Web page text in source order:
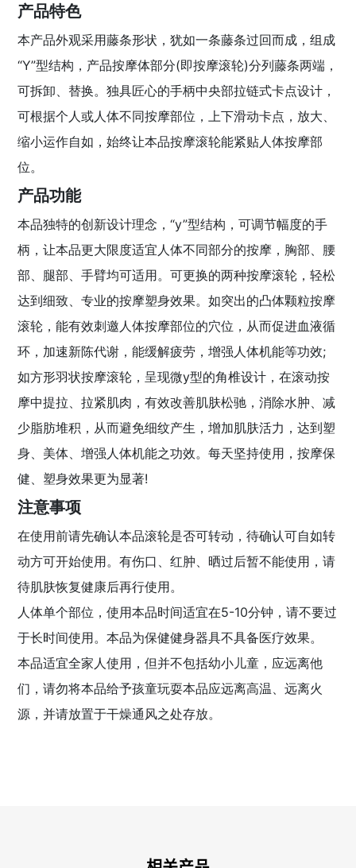
产品特色
本产品外观采用藤条形状，犹如一条藤条过回而成，组成
“Y”型结构，产品按摩体部分(即按摩滚轮)分列藤条两端，
可拆卸、替换。独具匠心的手柄中央部拉链式卡点设计，
可根据个人或人体不同按摩部位，上下滑动卡点，放大、
缩小运作自如，始终让本品按摩滚轮能紧贴人体按摩部
位。
产品功能
本品独特的创新设计理念，“y”型结构，可调节幅度的手
柄，让本品更大限度适宜人体不同部分的按摩，胸部、腰
部、腿部、手臂均可适用。可更换的两种按摩滚轮，轻松
达到细致、专业的按摩塑身效果。如突出的凸体颗粒按摩
滚轮，能有效刺邀人体按摩部位的穴位，从而促进血液循
环，加速新陈代谢，能缓解疲劳，增强人体机能等功效;
如方形羽状按摩滚轮，呈现微y型的角椎设计，在滚动按
摩中提拉、拉紧肌肉，有效改善肌肤松驰，消除水肿、减
少脂肪堆积，从而避免细纹产生，增加肌肤活力，达到塑
身、美体、增强人体机能之功效。每天坚持使用，按摩保
健、塑身效果更为显著!
注意事项
在使用前请先确认本品滚轮是否可转动，待确认可自如转
动方可开始使用。有伤口、红肿、晒过后暂不能使用，请
待肌肤恢复健康后再行使用。
人体单个部位，使用本品时间适宜在5-10分钟，请不要过
于长时间使用。本品为保健健身器具不具备医疗效果。
本品适宜全家人使用，但并不包括幼小儿童，应远离他
们，请勿将本品给予孩童玩耍本品应远离高温、远离火
源，并请放置于干燥通风之处存放。